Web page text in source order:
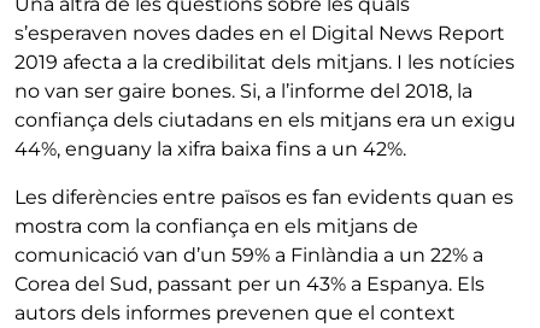
s’esperaven noves dades en el Digital News Report
2019 afecta a la credibilitat dels mitjans. I les notícies
no van ser gaire bones. Si, a l’informe del 2018, la
confiança dels ciutadans en els mitjans era un exigu
44%, enguany la xifra baixa fins a un 42%.
Les diferències entre països es fan evidents quan es
mostra com la confiança en els mitjans de
comunicació van d’un 59% a Finlàndia a un 22% a
Corea del Sud, passant per un 43% a Espanya. Els
autors dels informes prevenen que el context